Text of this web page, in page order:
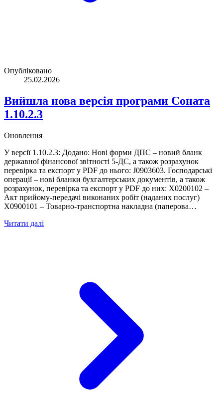
Опубліковано
25.02.2026
Вийшла нова версія програми Соната
1.10.2.3
Оновлення
У версії 1.10.2.3: Додано: Нові форми ДПС – новий бланк
державної фінансової звітності 5-ДС, а також розрахунок
перевірка та експорт у PDF до нього: J0903603. Господарські
операції – нові бланки бухгалтерських документів, а також
розрахунок, перевірка та експорт у PDF до них: X0200102 –
Акт прийому-передачі виконаних робіт (наданих послуг)
X0900101 – Товарно-транспортна накладна (паперова…
Читати далі